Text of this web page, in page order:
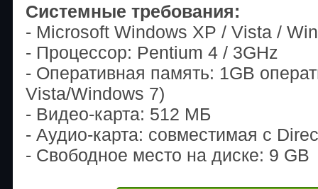
Системные требования:
- Microsoft Windows XP / Vista /
- Процессор: Pentium 4 / 3GHz
- Оперативная память: 1GB
Vista/Windows 7)
- Видео-карта: 512 МБ
- Аудио-карта: совместимая с
- Свободное место на диске: 9 GB